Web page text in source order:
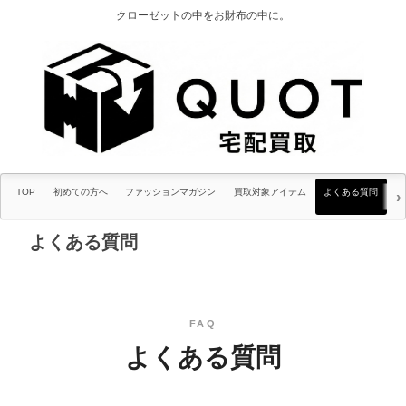
クローゼットの中をお財布の中に。
TOP 初めての方へ ファッションマガジン 買取対象アイテム よくある質問
よくある質問
FAQ
よくある質問